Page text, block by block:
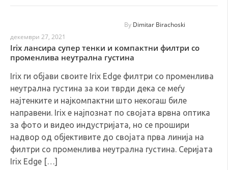
By Dimitar Birachoski
декември 27, 2021
Irix лансира супер тенки и компактни филтри со
променлива неутрална густина
Irix ги објави своите Irix Edge филтри со променлива
неутрална густина за кои тврди дека се меѓу
најтенките и најкомпактни што некогаш биле
направени. Irix е најпознат по својата врвна оптика
за фото и видео индустријата, но се прошири
надвор од објективите до својата прва линија на
филтри со променлива неутрална густина. Серијата
Irix Edge […]